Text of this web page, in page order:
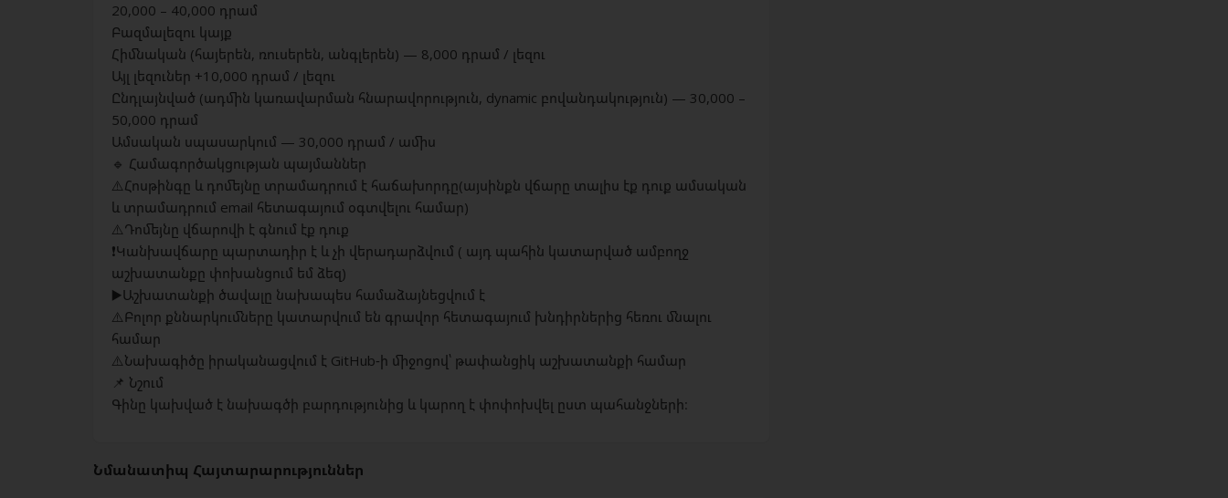
20,000 – 40,000 դրամ
Բազմալեզու կայք
Հիմնական (հայերեն, ռուսերեն, անգլերեն) — 8,000 դրամ / լեզու
Այլ լեզուներ +10,000 դրամ / լեզու
Ընդլայնված (ադմին կառավարման հնարավորություն, dynamic բովանդակություն) — 30,000 –
50,000 դրամ
Ամսական սպասարկում — 30,000 դրամ / ամիս
🔹 Համագործակցության պայմաններ
⚠️Հոսթինգը և դոմեյնը տրամադրում է հաճախորդը(այսինքն վճարը տալիս էք դուք ամսական
և տրամադրում email հետագայում օգտվելու համար)
⚠️Դոմեյնը վճարովի է գնում էք դուք
❗️Կանխավճարը պարտադիր է և չի վերադարձվում ( այդ պահին կատարված ամբողջ
աշխատանքը փոխանցում եմ ձեզ)
▶️Աշխատանքի ծավալը նախապես համաձայնեցվում է
⚠️Բոլոր քննարկումները կատարվում են գրավոր հետագայում խնդիրներից հեռու մնալու
համար
⚠️Նախագիծը իրականացվում է GitHub-ի միջոցով՝ թափանցիկ աշխատանքի համար
📌 Նշում
Գինը կախված է նախագծի բարդությունից և կարող է փոփոխվել ըստ պահանջների։
Նմանատիպ Հայտարարություններ